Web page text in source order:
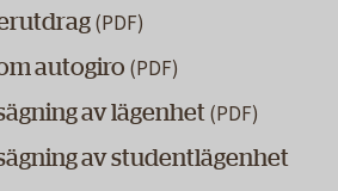
autogiro
av lägenhet
av studentlägenhet